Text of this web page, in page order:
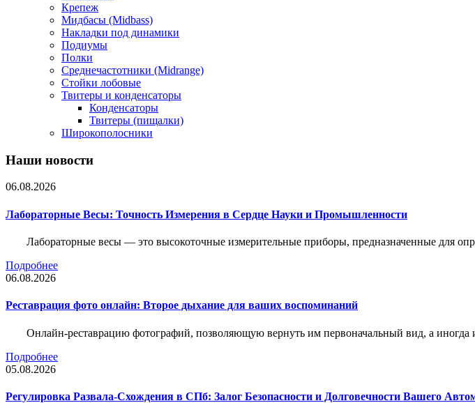
Крепеж
Мидбасы (Midbass)
Накладки под динамики
Подиумы
Полки
Среднечастотники (Midrange)
Стойки лобовые
Твитеры и конденсаторы
Конденсаторы
Твитеры (пищалки)
Широкополосники
Наши новости
06.08.2026
Лабораторные Весы: Точность Измерения в Сердце Науки и Промышленности
Лабораторные весы — это высокоточные измерительные приборы, предназначенные для
Подробнее
06.08.2026
Реставрация фото онлайн: Второе дыхание для ваших воспоминаний
Онлайн-реставрацию фотографий, позволяющую вернуть им первоначальный вид, а иногда
Подробнее
05.08.2026
Регулировка Развала-Схождения в СПб: Залог Безопасности и Долговечности Вашего